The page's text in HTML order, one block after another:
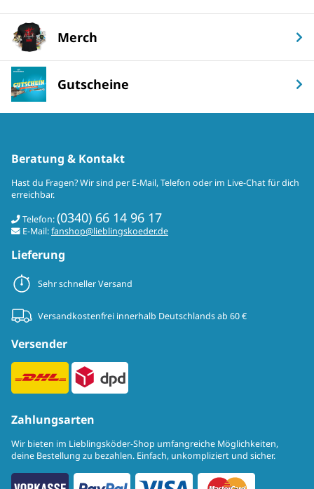
Merch
Gutscheine
Beratung & Kontakt
Hast du Fragen? Wir sind per E-Mail, Telefon oder im Live-Chat für dich
erreichbar.
Telefon:(0340) 66 14 96 17
E-Mail:fanshop@lieblingskoeder.de
Lieferung
Sehr schneller Versand
Versandkostenfrei innerhalb Deutschlands ab 60 €
Versender
Zahlungsarten
Wir bieten im Lieblingsköder-Shop umfangreiche Möglichkeiten,
deine Bestellung zu bezahlen. Einfach, unkompliziert und sicher.